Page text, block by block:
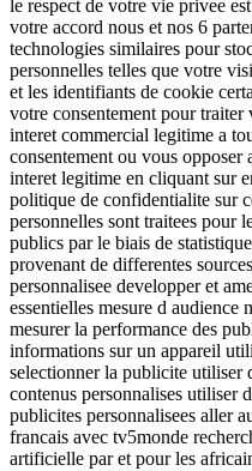
le respect de votre vie privee
votre accord nous et nos 6
technologies similaires pour
personnelles telles que votre
et les identifiants de cookie
votre consentement pour traiter
interet commercial legitime a
consentement ou vous opposer
interet legitime en cliquant sur
politique de confidentialite sur
personnelles sont traitees pour
publics par le biais de
provenant de differentes
personnalisee developper et
essentielles mesure d audience
mesurer la performance des
informations sur un appareil
selectionner la publicite utiliser
contenus personnalises utiliser
publicites personnalisees aller
francais avec tv5monde
artificielle par et pour les